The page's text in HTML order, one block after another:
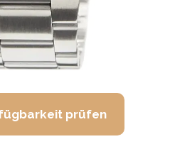
prüfen